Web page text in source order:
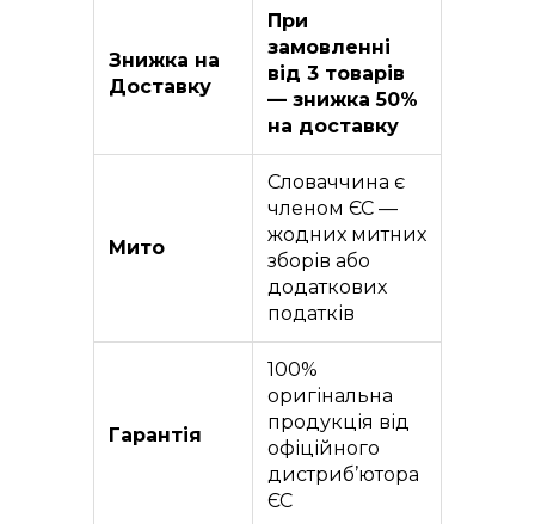
Знижка на
Доставку
При
замовленні
від 3 товарів
— знижка 50%
на доставку
Мито
Словаччина є
членом ЄС —
жодних митних
зборів або
додаткових
податків
Гарантія
100%
оригінальна
продукція від
офіційного
дистриб’ютора
ЄС